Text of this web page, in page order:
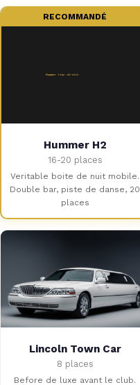
RECOMMANDÉ
Hummer H2
16-20 places
Veritable boite de nuit mobile.
Double bar, piste de danse, 20
places
Lincoln Town Car
8 places
Before de luxe avant le club.